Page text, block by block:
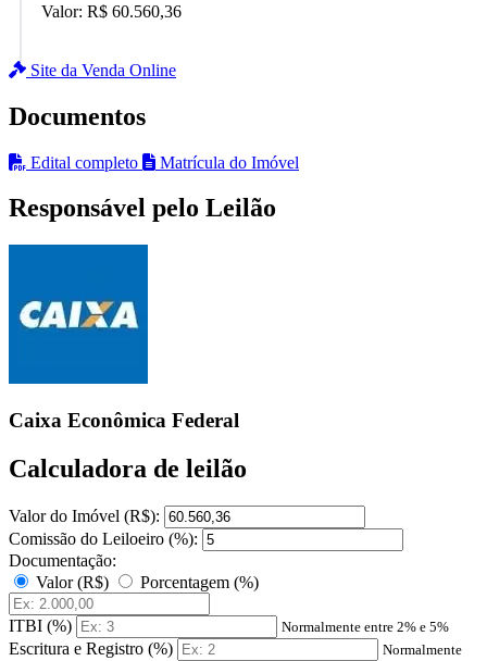
Valor: R$ 60.560,36
Site da Venda Online
Documentos
Edital completo Matrícula do Imóvel
Responsável pelo Leilão
Caixa Econômica Federal
Calculadora de leilão
Valor do Imóvel (R$):
Comissão do Leiloeiro (%):
Documentação:
Valor (R$)
Porcentagem (%)
ITBI (%) Normalmente entre 2% e 5%
Escritura e Registro (%)
Normalmente